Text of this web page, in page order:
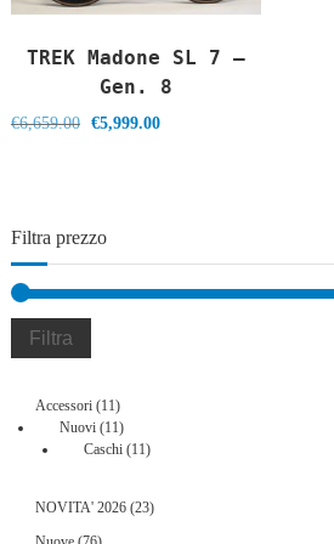
TREK Madone SL 7 –
Gen. 8
€6,659.00
Il
€5,999.00Il
Filtra prezzo
Filtra
Accessori 1111
prodotti
Nuovi 1111
prodotti
Caschi 1111
NOVITA' 2026 2323
76